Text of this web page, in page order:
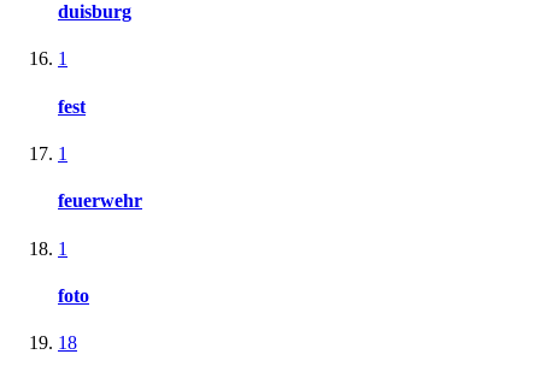
duisburg
1
fest
1
feuerwehr
1
foto
18